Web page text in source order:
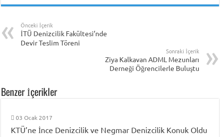
Önceki İçerik
İTÜ Denizcilik Fakültesi’nde
Devir Teslim Töreni
Sonraki İçerik
Ziya Kalkavan ADML Mezunları
Derneği Öğrencilerle Buluştu
Benzer İçerikler
03 Ocak 2017
KTÜ’ne İnce Denizcilik ve Negmar Denizcilik Konuk Oldu